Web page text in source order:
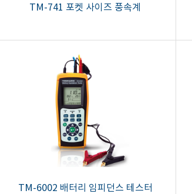
TM-741 포켓 사이즈 풍속계
TM-6002 배터리 임피던스 테스터